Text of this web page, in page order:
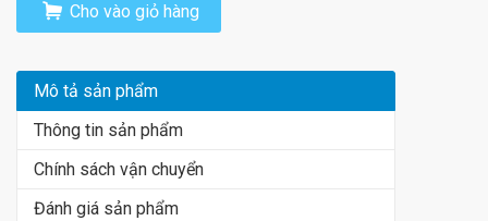
Cho vào giỏ hàng
Mô tả sản phẩm
Thông tin sản phẩm
Chính sách vận chuyển
Đánh giá sản phẩm